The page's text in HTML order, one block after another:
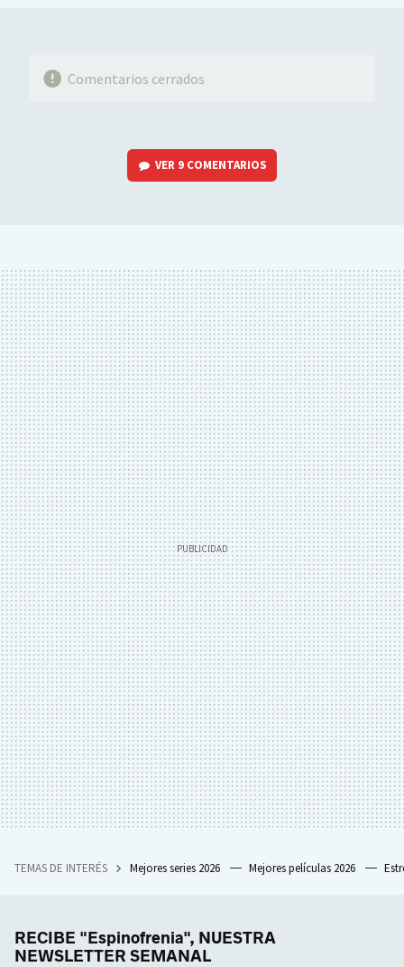
Comentarios cerrados
VER 9 COMENTARIOS
TEMAS DE INTERÉS Mejores series 2026 Mejores películas 2026
RECIBE "Espinofrenia", NUESTRA
NEWSLETTER SEMANAL